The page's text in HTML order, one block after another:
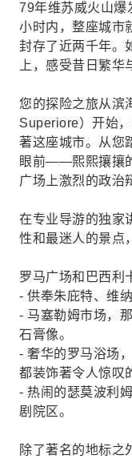
79年维苏威火山爆
小时内，整座城市
封存了近两千年。
上，感受昔日繁华
您的探险之旅从滨
Superiore）开始
著这座城市。从您
眼前——熙熙攘攘
广场上激烈的政治
在专业导游的独家
性和最迷人的景点
罗马广场和巴西利
- 供奉朱庇特、维
- 马塞勒姆市场，
石膏像。
- 奢华的罗马浴场
都装饰著令人惊叹
- 热闹的瑟莫波利
剧院区。
除了著名的地标之